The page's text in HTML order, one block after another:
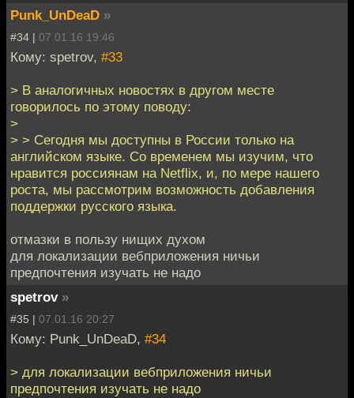
Punk_UnDeaD »
#34 | 07.01.16 19:46
Кому: spetrov, #33
> В аналогичных новостях в другом месте
говорилось по этому поводу:
>
> > Сегодня мы доступны в России только на
английском языке. Со временем мы изучим, что
нравится россиянам на Netflix, и, по мере нашего
роста, мы рассмотрим возможность добавления
поддержки русского языка.
отмазки в пользу нищих духом
для локализации вебприложения ничьи
предпочтения изучать не надо
spetrov »
#35 | 07.01.16 20:27
Кому: Punk_UnDeaD, #34
> для локализации вебприложения ничьи
предпочтения изучать не надо